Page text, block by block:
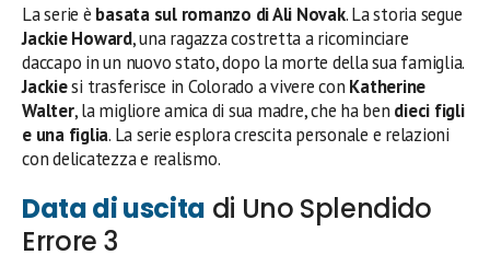
La serie è basata sul romanzo di Ali Novak. La storia segue
Jackie Howard, una ragazza costretta a ricominciare
daccapo in un nuovo stato, dopo la morte della sua famiglia.
Jackiesi trasferisce in Colorado a vivere con Katherine
Walter, la migliore amica di sua madre, che ha ben dieci figli
e una figlia. La serie esplora crescita personale e relazioni
con delicatezza e realismo.
Data di uscita di Uno Splendido
Errore 3